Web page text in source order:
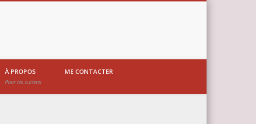
À PROPOS
Pour les curieux
ME CONTACTER